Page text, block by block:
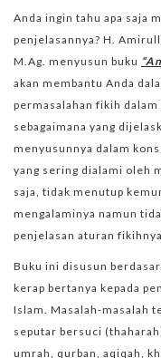
Anda ingin tahu apa saja
penjelasannya? H.
M.Ag. menyusun buku
akan membantu Anda
permasalahan fikih dalam
sebagaimana yang
menyusunnya dalam
yang sering dialami oleh
saja, tidak menutup
mengalaminya namun
penjelasan aturan
Buku ini disusun
kerap bertanya kepada
Islam. Masalah-masalah
seputar bersuci
umrah, qurban, aqiqah,